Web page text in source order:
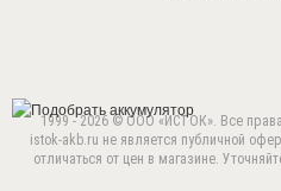
1999 - 2026 © ООО «ИСТОК». Все
istok-akb.ru не является публичной
отличаться от цен в магазине.